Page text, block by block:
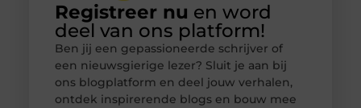
Registreer nu en word
deel van ons platform!
Ben jij een gepassioneerde schrijver of
een nieuwsgierige lezer? Sluit je aan bij
ons blogplatform en deel jouw verhalen,
ontdek inspirerende blogs en bouw mee